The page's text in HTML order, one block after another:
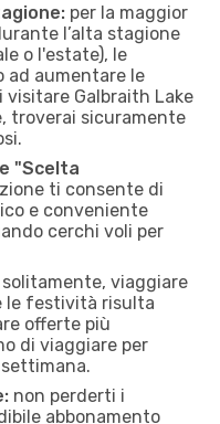
per la maggior
l’alta stagione
o l'estate), le
ad aumentare le
visitare Galbraith Lake
troverai sicuramente
"Scelta
ti consente di
e conveniente
cerchi voli per
solitamente, viaggiare
le festività risulta
offerte più
di viaggiare per
non perderti i
abbonamento